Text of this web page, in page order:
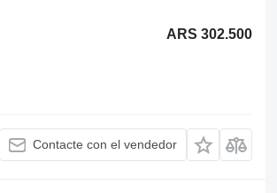
ARS 302.500
Contacte con el vendedor